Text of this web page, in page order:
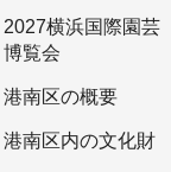
2027横浜国際園芸
博覧会
港南区の概要
港南区内の文化財